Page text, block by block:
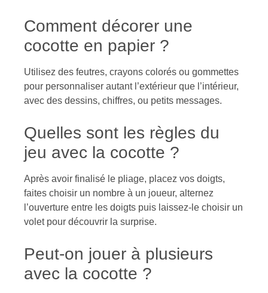
Comment décorer une
cocotte en papier ?
Utilisez des feutres, crayons colorés ou gommettes
pour personnaliser autant l’extérieur que l’intérieur,
avec des dessins, chiffres, ou petits messages.
Quelles sont les règles du
jeu avec la cocotte ?
Après avoir finalisé le pliage, placez vos doigts,
faites choisir un nombre à un joueur, alternez
l’ouverture entre les doigts puis laissez-le choisir un
volet pour découvrir la surprise.
Peut-on jouer à plusieurs
avec la cocotte ?